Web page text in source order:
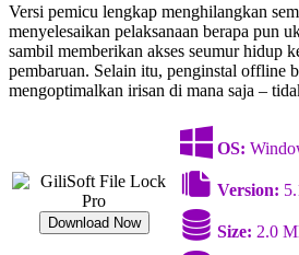
Versi pemicu lengkap menghilangkan
menyelesaikan pelaksanaan berapa pun
sambil memberikan akses seumur hidup
pembaruan. Selain itu, penginstal offline
mengoptimalkan irisan di mana saja –
Download Now
OS:
Version:
Size: 2.0